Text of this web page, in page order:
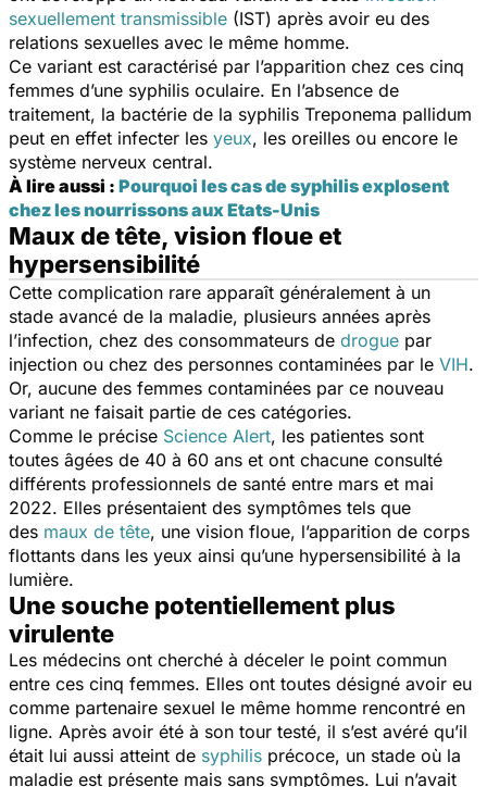
sexuellement transmissible (IST) après avoir eu des
relations sexuelles avec le même homme.
Ce variant est caractérisé par l’apparition chez ces cinq
femmes d’une syphilis oculaire. En l’absence de
traitement, la bactérie de la syphilis Treponema pallidum
peut en effet infecter les yeux, les oreilles ou encore le
système nerveux central.
À lire aussi : Pourquoi les cas de syphilis explosent
chez les nourrissons aux Etats-Unis
Maux de tête, vision floue et
hypersensibilité
Cette complication rare apparaît généralement à un
stade avancé de la maladie, plusieurs années après
l’infection, chez des consommateurs de drogue par
injection ou chez des personnes contaminées par le VIH.
Or, aucune des femmes contaminées par ce nouveau
variant ne faisait partie de ces catégories.
Comme le précise Science Alert, les patientes sont
toutes âgées de 40 à 60 ans et ont chacune consulté
différents professionnels de santé entre mars et mai
2022. Elles présentaient des symptômes tels que
des maux de tête, une vision floue, l’apparition de corps
flottants dans les yeux ainsi qu’une hypersensibilité à la
lumière.
Une souche potentiellement plus
virulente
Les médecins ont cherché à déceler le point commun
entre ces cinq femmes. Elles ont toutes désigné avoir eu
comme partenaire sexuel le même homme rencontré en
ligne. Après avoir été à son tour testé, il s’est avéré qu’il
était lui aussi atteint de syphilis précoce, un stade où la
maladie est présente mais sans symptômes. Lui n’avait